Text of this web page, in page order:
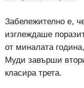
Забележително е,
изглеждаше
от миналата
Муди завърши
класира трета.